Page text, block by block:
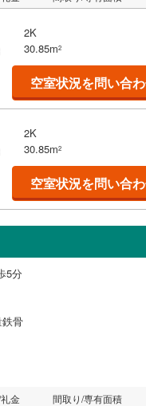
2K
30.85m2
空室状況を問い合
2K
30.85m2
空室状況を問い合
5分
骨
金 間取り/専有面積